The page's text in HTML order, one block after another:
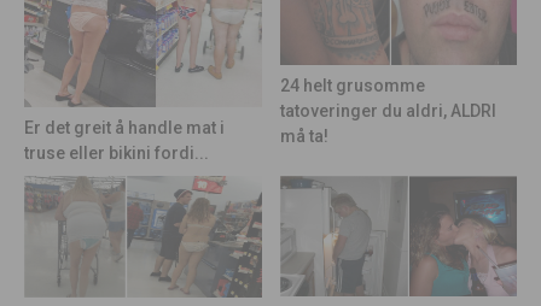
Er det greit å handle mat i
truse eller bikini fordi...
24 helt grusomme
tatoveringer du aldri, ALDRI
må ta!